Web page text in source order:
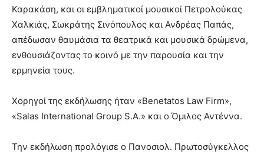
Καρακάση, και οι εμβληματικοί μουσικοί Πετρολούκας
Χαλκιάς, Σωκράτης Σινόπουλος και Ανδρέας Παπάς,
απέδωσαν θαυμάσια τα θεατρικά και μουσικά δρώμενα,
ενθουσιάζοντας το κοινό με την παρουσία και την
ερμηνεία τους.
Χορηγοί της εκδήλωσης ήταν «Benetatos Law Firm»,
«Salas International Group S.A.» και ο Όμιλος Αντέννα.
Την εκδήλωση προλόγισε ο Πανοσιολ. Πρωτοσύγκελλος